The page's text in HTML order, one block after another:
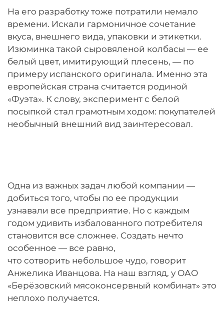
На его разработку тоже потратили немало
времени. Искали гармоничное сочетание
вкуса, внешнего вида, упаковки и этикетки.
Изюминка такой сыровяленой колбасы — ее
белый цвет, имитирующий плесень, — по
примеру испанского оригинала. Именно эта
европейская страна считается родиной
«Фуэта». К слову, эксперимент с белой
посыпкой стал грамотным ходом: покупателей
необычный внешний вид заинтересовал.
Одна из важных задач любой компании —
добиться того, чтобы по ее продукции
узнавали все предприятие. Но с каждым
годом удивить избалованного потребителя
становится все сложнее. Создать нечто
особенное — все равно,
что сотворить небольшое чудо, говорит
Анжелика Иванцова. На наш взгляд, у ОАО
«Берёзовский мясоконсервный комбинат» это
неплохо получается.